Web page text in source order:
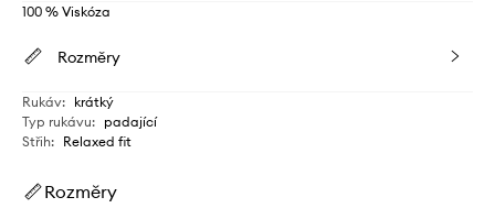
100 % Viskóza
Rozměry
Rukáv: krátký
Typ rukávu: padající
Střih: Relaxed fit
Rozměry